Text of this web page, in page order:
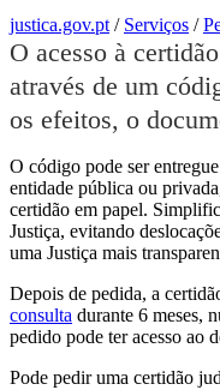
justica.gov.pt / Serviços /
O acesso à
através de um
os efeitos, o
O código pode ser
entidade pública ou
certidão em papel.
Justiça, evitando
uma Justiça mais
Depois de pedida, a
consulta durante 6 meses,
pedido pode ter acesso ao
Pode pedir uma certidão